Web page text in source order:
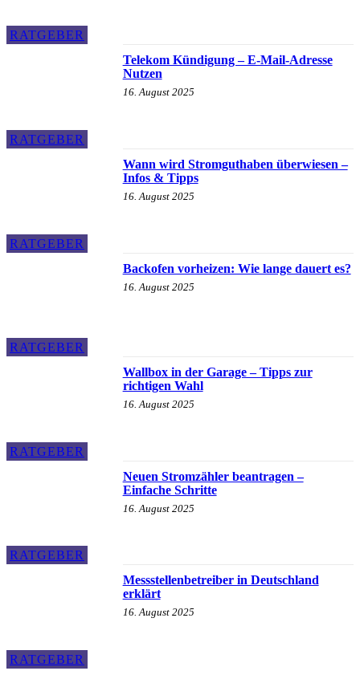
RATGEBER
RATGEBER
Telekom Kündigung – E-Mail-Adresse
Nutzen
16. August 2025
RATGEBER
Wann wird Stromguthaben überwiesen –
Infos & Tipps
16. August 2025
RATGEBER
Backofen vorheizen: Wie lange dauert es?
16. August 2025
RATGEBER
Wallbox in der Garage – Tipps zur
richtigen Wahl
16. August 2025
RATGEBER
Neuen Stromzähler beantragen –
Einfache Schritte
16. August 2025
RATGEBER
Messstellenbetreiber in Deutschland
erklärt
16. August 2025